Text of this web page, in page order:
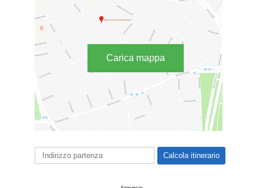
Carica mappa